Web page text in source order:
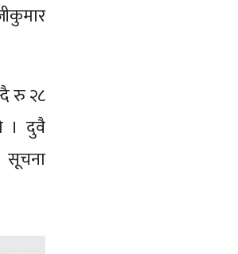
रु २८
। दुवै
सूचना